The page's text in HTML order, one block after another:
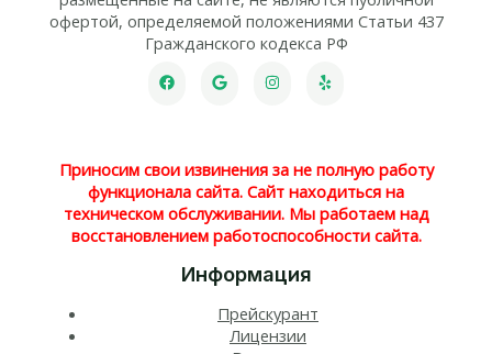
офертой, определяемой положениями Статьи 437
Гражданского кодекса РФ
Приносим свои извинения за не полную работу
функционала сайта. Сайт находиться на
техническом обслуживании. Мы работаем над
восстановлением работоспособности сайта.
Информация
Прейскурант
Лицензии